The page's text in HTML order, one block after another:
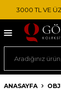
3000 TL VE
ANASAYFA